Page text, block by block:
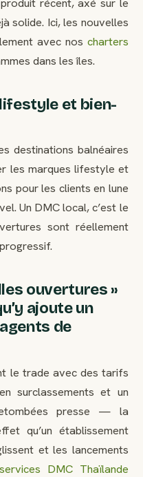
solide. Ici, les nouvelles
avec nos charters
dans les îles.
et bien-
destinations balnéaires
les marques lifestyle et
pour les clients en lune
Un DMC local, c’est le
sont réellement
ouvertures »
ajoute un
de
le trade avec des tarifs
surclassements et un
presse — la
qu’un établissement
et les lancements
services DMC Thaïlande